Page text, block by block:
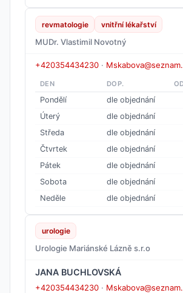
revmatologie vnitřní lékařství
MUDr. Vlastimil Novotný
+420354434230 ·
DEN DOP.
Pondělí
dle objednání
Úterý
dle objednání
Středa
dle objednání
Čtvrtek
dle objednání
Pátek
dle objednání
Sobota
dle objednání
Neděle
dle objednání
urologie
Urologie Mariánské Lázně s.r.o
JANA BUCHLOVSKÁ
+420354434230 ·